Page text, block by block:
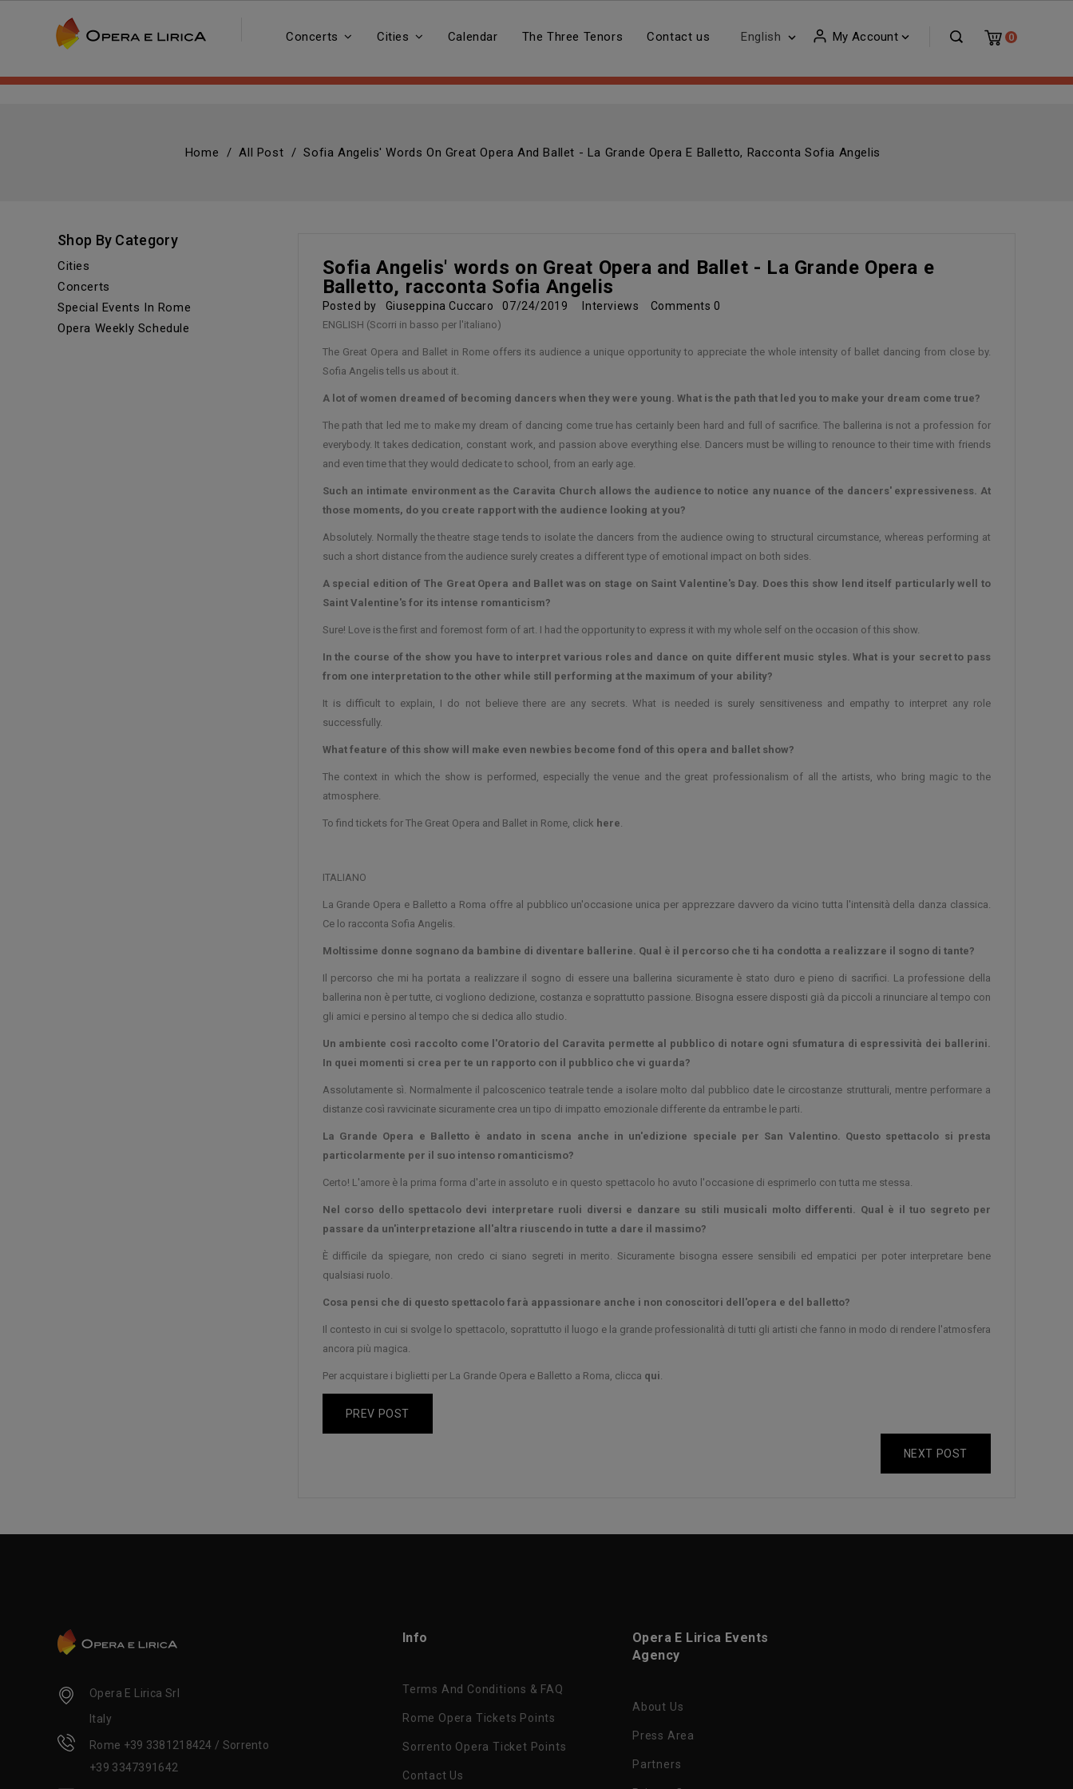
0
My Account 
English 
Concerts Cities Calendar The Three Tenors Contact us
Home All Post Sofia Angelis' Words On Great Opera And Ballet - La Grande Opera E Balletto, Racconta Sofia Angelis
Shop By Category
Cities
Concerts
Special Events In Rome
Opera Weekly Schedule
Sofia Angelis' words on Great Opera and Ballet - La Grande Opera e
Balletto, racconta Sofia Angelis
Posted by Giuseppina Cuccaro 07/24/2019 Interviews Comments0
ENGLISH (Scorri in basso per l'italiano)
The Great Opera and Ballet in Rome offers its audience a unique opportunity to appreciate the whole intensity of ballet dancing from close by.
Sofia Angelis tells us about it.
A lot of women dreamed of becoming dancers when they were young. What is the path that led you to make your dream come true?
The path that led me to make my dream of dancing come true has certainly been hard and full of sacrifice. The ballerina is not a profession for
everybody. It takes dedication, constant work, and passion above everything else. Dancers must be willing to renounce to their time with friends
and even time that they would dedicate to school, from an early age.
Such an intimate environment as the Caravita Church allows the audience to notice any nuance of the dancers' expressiveness. At
those moments, do you create rapport with the audience looking at you?
Absolutely. Normally the theatre stage tends to isolate the dancers from the audience owing to structural circumstance, whereas performing at
such a short distance from the audience surely creates a different type of emotional impact on both sides.
A special edition of The Great Opera and Ballet was on stage on Saint Valentine's Day. Does this show lend itself particularly well to
Saint Valentine's for its intense romanticism?
Sure! Love is the first and foremost form of art. I had the opportunity to express it with my whole self on the occasion of this show.
In the course of the show you have to interpret various roles and dance on quite different music styles. What is your secret to pass
from one interpretation to the other while still performing at the maximum of your ability?
It is difficult to explain, I do not believe there are any secrets. What is needed is surely sensitiveness and empathy to interpret any role
successfully.
What feature of this show will make even newbies become fond of this opera and ballet show?
The context in which the show is performed, especially the venue and the great professionalism of all the artists, who bring magic to the
atmosphere.
To find tickets for The Great Opera and Ballet in Rome, click here.
ITALIANO
La Grande Opera e Balletto a Roma offre al pubblico un'occasione unica per apprezzare davvero da vicino tutta l'intensità della danza classica.
Ce lo racconta Sofia Angelis.
Moltissime donne sognano da bambine di diventare ballerine. Qual è il percorso che ti ha condotta a realizzare il sogno di tante?
Il percorso che mi ha portata a realizzare il sogno di essere una ballerina sicuramente è stato duro e pieno di sacrifici. La professione della
ballerina non è per tutte, ci vogliono dedizione, costanza e soprattutto passione. Bisogna essere disposti già da piccoli a rinunciare al tempo con
gli amici e persino al tempo che si dedica allo studio.
Un ambiente così raccolto come l'Oratorio del Caravita permette al pubblico di notare ogni sfumatura di espressività dei ballerini.
In quei momenti si crea per te un rapporto con il pubblico che vi guarda?
Assolutamente sì. Normalmente il palcoscenico teatrale tende a isolare molto dal pubblico date le circostanze strutturali, mentre performare a
distanze così ravvicinate sicuramente crea un tipo di impatto emozionale differente da entrambe le parti.
La Grande Opera e Balletto è andato in scena anche in un'edizione speciale per San Valentino. Questo spettacolo si presta
particolarmente per il suo intenso romanticismo?
Certo! L'amore è la prima forma d'arte in assoluto e in questo spettacolo ho avuto l'occasione di esprimerlo con tutta me stessa.
Nel corso dello spettacolo devi interpretare ruoli diversi e danzare su stili musicali molto differenti. Qual è il tuo segreto per
passare da un'interpretazione all'altra riuscendo in tutte a dare il massimo?
È difficile da spiegare, non credo ci siano segreti in merito. Sicuramente bisogna essere sensibili ed empatici per poter interpretare bene
qualsiasi ruolo.
Cosa pensi che di questo spettacolo farà appassionare anche i non conoscitori dell'opera e del balletto?
Il contesto in cui si svolge lo spettacolo, soprattutto il luogo e la grande professionalità di tutti gli artisti che fanno in modo di rendere l'atmosfera
ancora più magica.
Per acquistare i biglietti per La Grande Opera e Balletto a Roma, clicca qui.
PREV POST
NEXT POST
Opera E Lirica Srl
Italy
Rome +39 3381218424 / Sorrento
+39 3347391642
Info
Terms And Conditions & FAQ
Rome Opera Tickets Points
Sorrento Opera Ticket Points
Contact Us
Opera E Lirica Events
Agency
About Us
Press Area
Partners